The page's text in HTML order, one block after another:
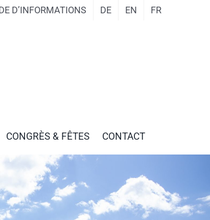
D’INFORMATIONS DE EN FR
CONGRÈS & FÊTES CONTACT